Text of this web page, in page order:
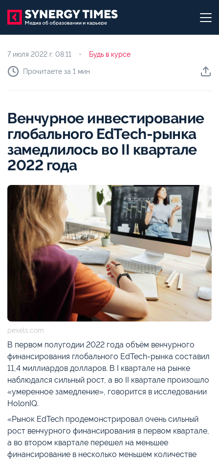
7 июля 2022 г. 08:11 Будь в курсе
Прочитаете за 1 мин
Венчурное инвестирование
глобального EdTech-рынка
замедлилось во II квартале
2022 года
pexels.com
В первом полугодии 2022 года объём венчурного
финансирования глобального EdTech-рынка составил
11,4 миллиардов долларов. В I квартале на рынке
наблюдался сильный рост, а во II квартале произошло
«умеренное замедление», говорится в исследовании
HolonIQ.
«Рынок EdTech продемонстрировал очень сильный
рост венчурного финансирования в первом квартале,
а во втором квартале перешел на меньшее
финансирование в несколько меньшем количестве